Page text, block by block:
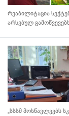
რეაბილიტაცია
არსებულ
„სსსმ მოსწავლეებს